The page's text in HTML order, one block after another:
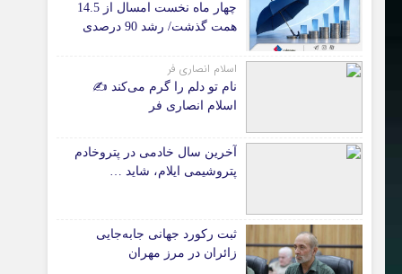
*جامعه
دانشگاه
آموزش و پرورش
بهداشت و درمان
سبک زندگی
حوادث، انتظامی
شهرداری و شورای شهر
*ماناسپهر
چهار ماه نخست امسال از 14.5
همت گذشت/ رشد 90 درصدی
گذشته
اسلام انصاری فر
نام تو دلم را گرم می‌کند ✍️
اسلام انصاری فر
آخرین سال خادمی در پتروخادم
پتروشیمی ایلام، شاید …
ثبت رکورد جهانی جابه‌جایی
زائران در مرز مهران